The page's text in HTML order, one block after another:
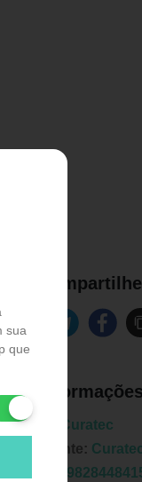
sua
que
Marca:
Curatec
Fabricante: